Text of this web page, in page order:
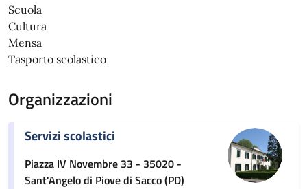
Scuola
Cultura
Mensa
Tasporto scolastico
Organizzazioni
Servizi scolastici
Piazza IV Novembre 33 - 35020 -
Sant'Angelo di Piove di Sacco (PD)